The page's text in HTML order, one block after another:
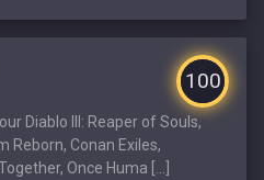
100
Diablo III: Reaper of Souls,
Reborn, Conan Exiles,
Once Huma [...]